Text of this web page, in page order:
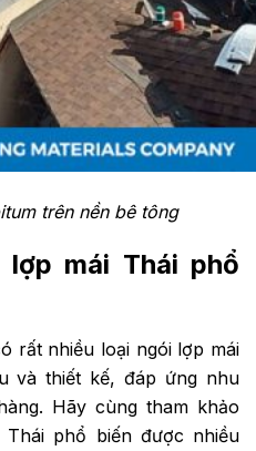
NƯỚC NÓNG
trên nền bê tông
mái Thái phổ
rất nhiều loại ngói lợp mái
và thiết kế, đáp ứng nhu
Hãy cùng tham khảo
phổ biến được nhiều